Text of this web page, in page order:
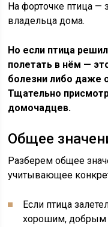
На форточке птица —
владельца дома.
Но если птица
полетать в нём —
болезни либо даже
Тщательно
домочадцев.
Общее
Разберем общее
учитывающее
Если птица
хорошим, добрым